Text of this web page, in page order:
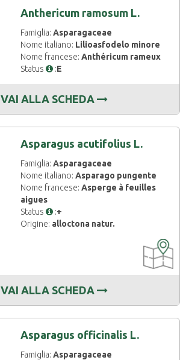
Anthericum ramosum L.
Famiglia:Asparagaceae
Nome italiano: Lilioasfodelo minore
Nome francese:Anthéricum rameux
Status
:E
VAI ALLA SCHEDA
Asparagus acutifolius L.
Famiglia:Asparagaceae
Nome italiano:Asparago pungente
Nome francese:Asperge à feuilles
aigues
Status
:+
Origine: alloctona natur.
DISPONIBILE
VAI ALLA SCHEDA
Asparagus officinalis L.
Famiglia:Asparagaceae